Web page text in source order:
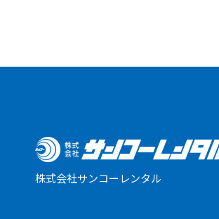
株式会社サンコーレンタル